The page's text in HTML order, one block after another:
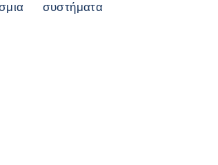
συστήματα